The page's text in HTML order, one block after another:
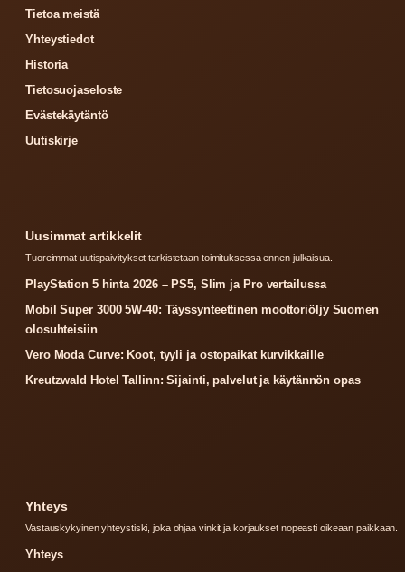
Tietoa meistä
Yhteystiedot
Historia
Tietosuojaseloste
Evästekäytäntö
Uutiskirje
Uusimmat artikkelit
Tuoreimmat uutispaivitykset tarkistetaan toimituksessa ennen julkaisua.
PlayStation 5 hinta 2026 – PS5, Slim ja Pro vertailussa
Mobil Super 3000 5W-40: Täyssynteettinen moottoriöljy Suomen
olosuhteisiin
Vero Moda Curve: Koot, tyyli ja ostopaikat kurvikkaille
Kreutzwald Hotel Tallinn: Sijainti, palvelut ja käytännön opas
Yhteys
Vastauskykyinen yhteystiski, joka ohjaa vinkit ja korjaukset nopeasti oikeaan paikkaan.
Yhteys